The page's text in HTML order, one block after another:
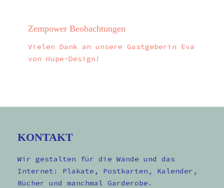
Zempower Beobachtungen
Vielen Dank an unsere Gastgeberin Eva
von Hupe-Design!
KONTAKT
Wir gestalten für die Wände und das
Internet: Plakate, Postkarten, Kalender,
Bücher und manchmal Garderobe.